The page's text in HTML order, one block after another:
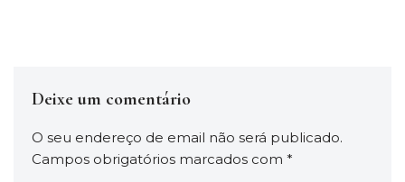
Deixe um comentário
O seu endereço de email não será publicado.
Campos obrigatórios marcados com *